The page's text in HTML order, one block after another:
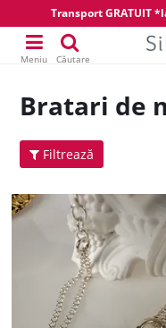
Transport GRATUIT
Meniu Căutare
Bratari de
Filtrează